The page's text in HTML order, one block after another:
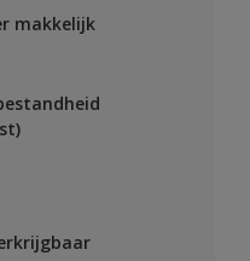
makkelijk